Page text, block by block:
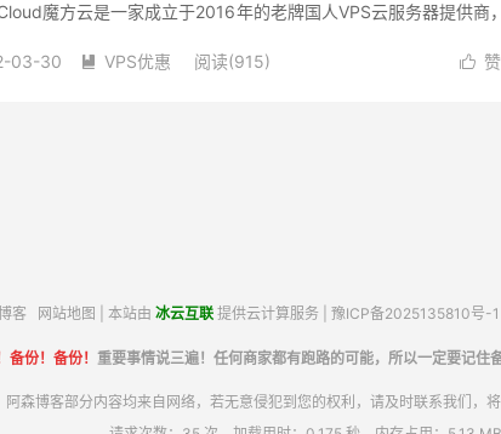
魔方云是一家成立于2016年的老牌国人VPS云服务器提供商

03-30  VPS优惠 阅读(915)
客 网站地图 | 本站由 冰云互联 提供云计算服务 | 豫ICP备2025135810号-1
份！备份！ 重要事情说三遍！任何商家都有跑路的可能，所以一定要记
阿森博客部分内容均来自网络，若无意侵犯到您的权利，请及时联系我们，